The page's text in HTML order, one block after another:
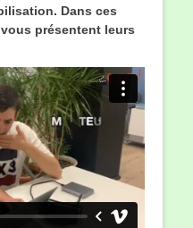
Dans ces
présentent leurs